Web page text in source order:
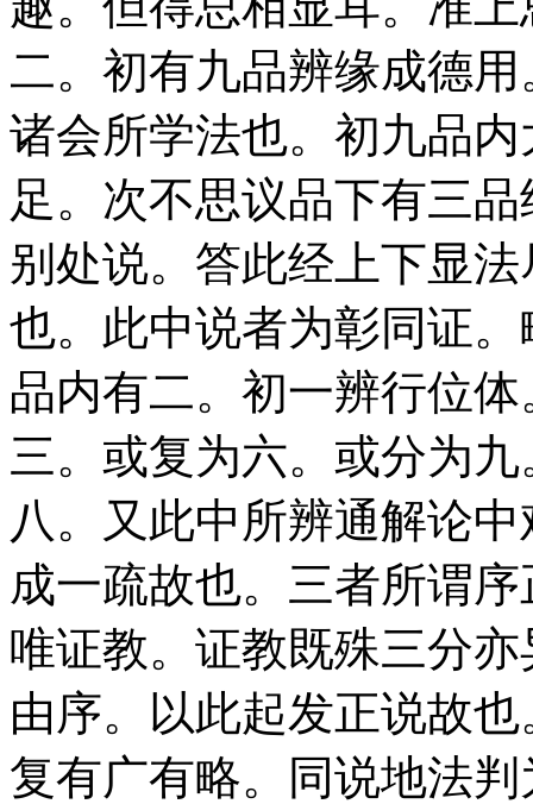
二。初有九品辨缘成德
诸会所学法也。初九品
足。次不思议品下有三
别处说。答此经上下显
也。此中说者为彰同证
品内有二。初一辨行位
三。或复为六。或分为
八。又此中所辨通解论
成一疏故也。三者所谓
唯证教。证教既殊三分
由序。以此起发正说故
复有广有略。同说地法